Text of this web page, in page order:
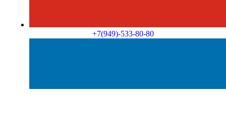
+7(949)-533-80-80